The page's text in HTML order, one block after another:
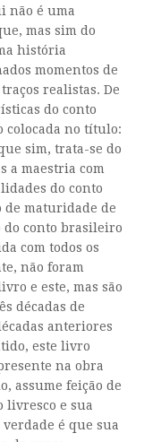
não é uma
mas sim do
história
momentos de
realistas. De
do conto
colocada no título:
sim, trata-se do
a maestria com
do conto
de maturidade de
do conto brasileiro
com todos os
não foram
e este, mas são
décadas de
anteriores
este livro
na obra
assume feição de
livresco e sua
é que sua